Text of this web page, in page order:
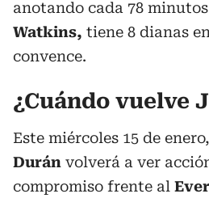
anotando cada 78
Watkins, tiene 8 dianas
convence.
¿Cuándo vuelve
Este miércoles 15 de enero,
Durán volverá a ver
compromiso frente al